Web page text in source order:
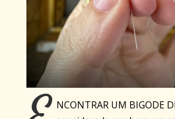
NCONTRAR UM BIGODE